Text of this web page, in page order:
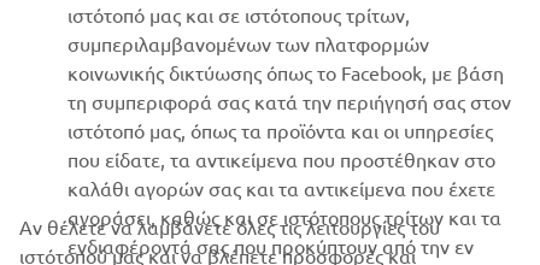
ΕΝΗΜΕΡΩΤΙΚΟ ΔΕΛΤΙΟ
Γίνετε ο πρώτος που θα μάθετε για τις τελευταίες προσφορές, τις
ειδικές εκδηλώσεις, τις νέες κυκλοφορίες και πολλά άλλα
ΕΓΓΡΑΦΉ
ιστότοπό μας και σε ιστότοπους τρίτων,
συμπεριλαμβανομένων των πλατφορμών
κοινωνικής δικτύωσης όπως το Facebook, με βάση
τη συμπεριφορά σας κατά την περιήγησή σας στον
ιστότοπό μας, όπως τα προϊόντα και οι υπηρεσίες
που είδατε, τα αντικείμενα που προστέθηκαν στο
καλάθι αγορών σας και τα αντικείμενα που έχετε
αγοράσει, καθώς και σε ιστότοπους τρίτων και τα
ενδιαφέροντά σας που προκύπτουν από την εν
Αν θέλετε να λαμβάνετε όλες τις λειτουργίες του
ιστότοπού μας και να βλέπετε προσφορές και